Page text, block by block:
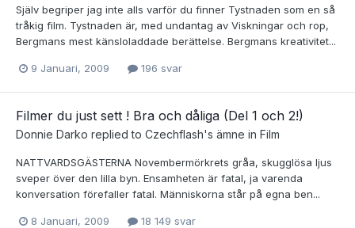
Själv begriper jag inte alls varför du finner Tystnaden som en så
tråkig film. Tystnaden är, med undantag av Viskningar och rop,
Bergmans mest känsloladdade berättelse. Bergmans kreativitet...
9 Januari, 2009 196 svar
Filmer du just sett ! Bra och dåliga (Del 1 och 2!)
Donnie Darko replied to Czechflash's ämne in Film
NATTVARDSGÄSTERNA Novembermörkrets gråa, skugglösa ljus
sveper över den lilla byn. Ensamheten är fatal, ja varenda
konversation förefaller fatal. Människorna står på egna ben...
8 Januari, 2009 18 149 svar